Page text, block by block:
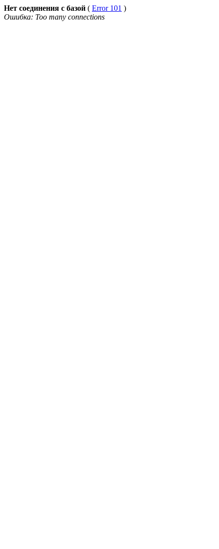
Нет соединения с базой ( Error 101 )
Ошибка: Too many connections